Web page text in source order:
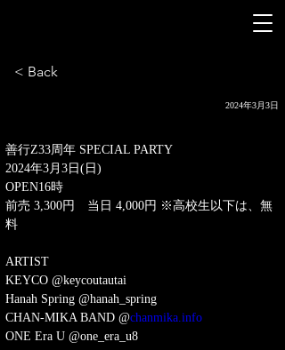
< Back
2024年3月3日
善行Z33周年 SPECIAL PARTY
2024年3月3日(日)
OPEN16時
前売 3,300円　当日 4,000円 ※高校生以下は、無
料
ARTIST
KEYCO @keycoutautai
Hanah Spring @hanah_spring
CHAN-MIKA BAND @chanmika.info
ONE Era U @one_era_u8